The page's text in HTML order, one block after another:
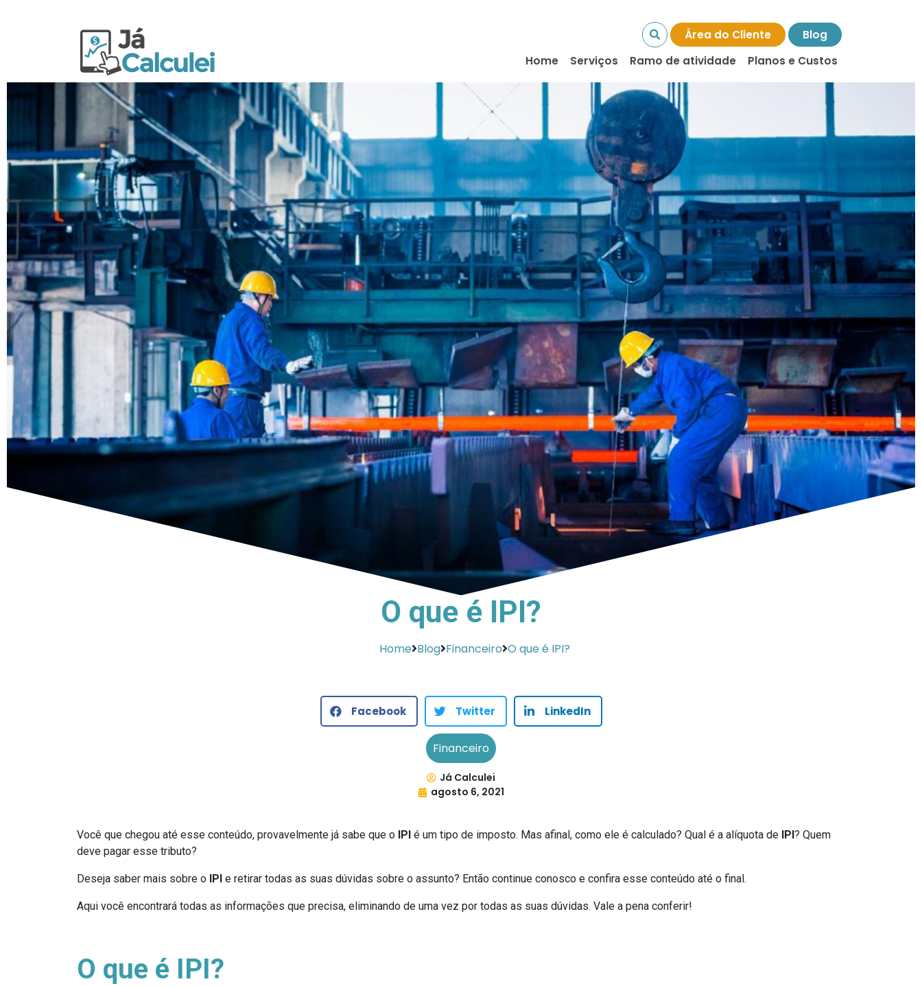
Área do Cliente
Blog
Home
Serviços Ramo de atividade Planos e Custos
O que é IPI?
Home Blog Financeiro O que é IPI?
Facebook Twitter LinkedIn
Financeiro
Já Calculei
agosto 6, 2021
Você que chegou até esse conteúdo, provavelmente já sabe que o IPI é um tipo de imposto. Mas afinal, como ele é calculado? Qual é a alíquota de IPI? Quem
deve pagar esse tributo?
Deseja saber mais sobre o IPI e retirar todas as suas dúvidas sobre o assunto? Então continue conosco e confira esse conteúdo até o final.
Aqui você encontrará todas as informações que precisa, eliminando de uma vez por todas as suas dúvidas. Vale a pena conferir!
O que é IPI?